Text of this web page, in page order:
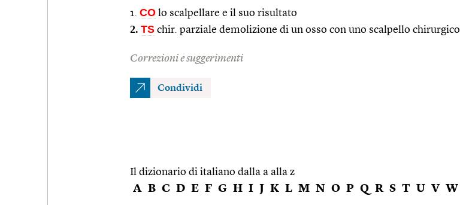
1. CO lo scalpellare e il suo risultato
2. TS chir. parziale demolizione di un osso con uno scalpello chirurgico
Correzioni e suggerimenti
Condividi
Il dizionario di italiano dalla a alla z
A B C D E F G H I J K L M N O P Q R S T U V W